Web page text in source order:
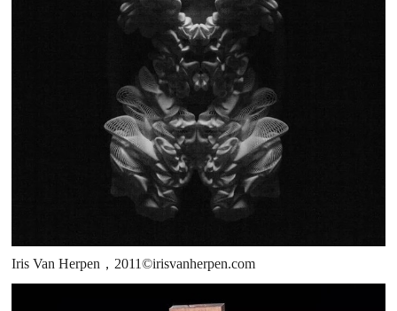
Iris Van Herpen，2011©irisvanherpen.com